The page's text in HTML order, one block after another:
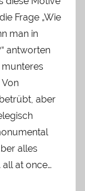
Frage „Wie
man in
antworten
munteres
aber
alles
all at once…